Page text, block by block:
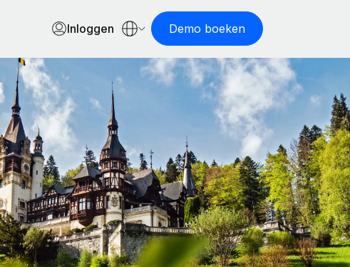
Inloggen Demo boeken